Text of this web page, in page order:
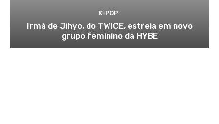
K-POP
Irmã de Jihyo, do TWICE, estreia em novo
grupo feminino da HYBE